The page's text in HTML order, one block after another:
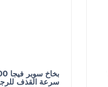
سرعة القذف